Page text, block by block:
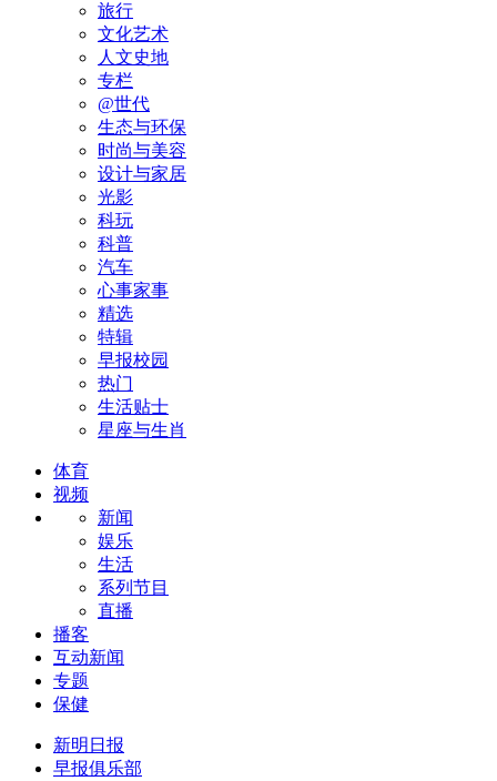
旅行
文化艺术
人文史地
专栏
@世代
生态与环保
时尚与美容
设计与家居
光影
科玩
科普
汽车
心事家事
精选
特辑
早报校园
热门
生活贴士
星座与生肖
体育
视频
新闻
娱乐
生活
系列节目
直播
播客
互动新闻
专题
保健
新明日报
早报俱乐部